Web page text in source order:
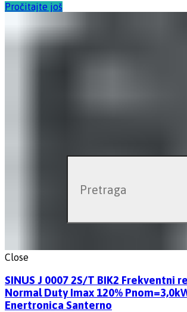
Pročitajte još
Close
SINUS J 0007 2S/T BIK2 Frekventni
Normal Duty Imax 120%
Enertronica Santerno